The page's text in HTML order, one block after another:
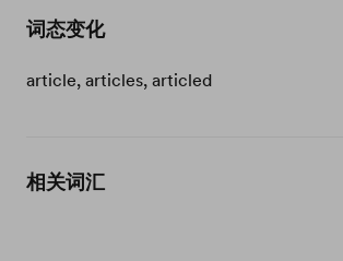
词态变化
article, articles, articled
相关词汇